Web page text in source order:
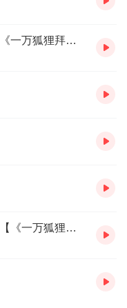
《剑道第一仙》第4328集 逗你的【《一万狐狸拜我为师》上线，多重福利来拿】
《剑道第一仙》第4332集 血焰耀空【《一万狐狸拜我为师》上线，多重福利来拿】